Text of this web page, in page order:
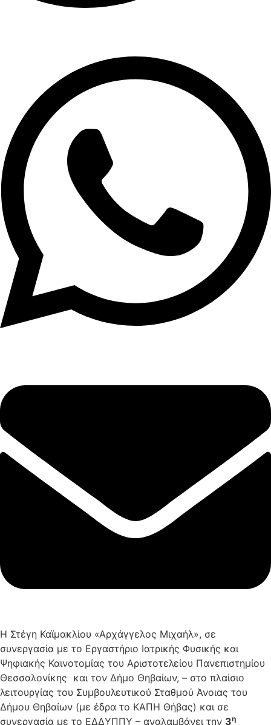
Η Στέγη Καϊμακλίου «Αρχάγγελος Μιχαήλ», σε
συνεργασία με το Εργαστήριο Ιατρικής Φυσικής και
Ψηφιακής Καινοτομίας του Αριστοτελείου Πανεπιστημίου
Θεσσαλονίκης και τον Δήμο Θηβαίων, – στο πλαίσιο
λειτουργίας του Συμβουλευτικού Σταθμού Άνοιας του
Δήμου Θηβαίων (με έδρα το ΚΑΠΗ Θήβας) και σε
συνεργασία με το ΕΔΔΥΠΠΥ – αναλαμβάνει την 3η